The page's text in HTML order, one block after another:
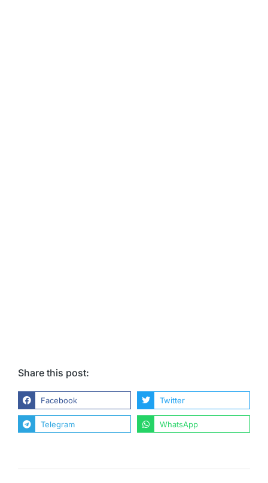
Share this post:
Facebook Twitter
Telegram WhatsApp